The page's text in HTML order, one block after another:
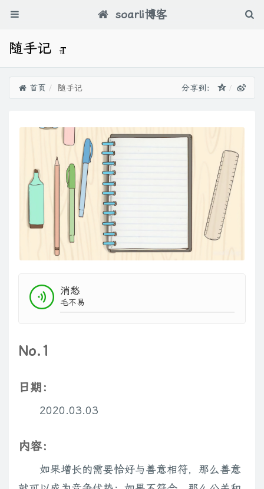
soarli博客
随手记
首页 随手记 分享到：
消愁
毛不易
No.1
日期：
2020.03.03
内容：
如果增长的需要恰好与善意相符，那么善意